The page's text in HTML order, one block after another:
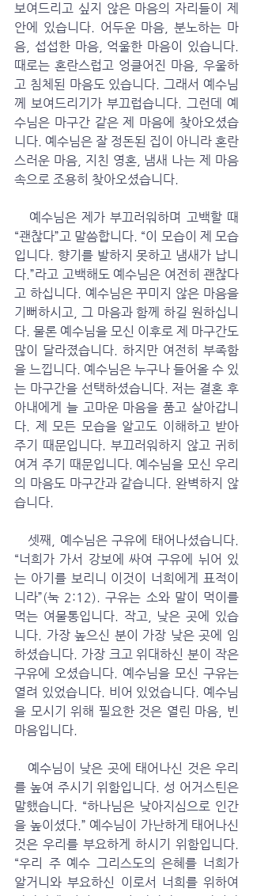
보여드리고 싶지 않은 마음의 자리들이 제
안에 있습니다. 어두운 마음, 분노하는 마
음, 섭섭한 마음, 억울한 마음이 있습니다.
때로는 혼란스럽고 엉클어진 마음, 우울하
고 침체된 마음도 있습니다. 그래서 예수님
께 보여드리기가 부끄럽습니다. 그런데 예
수님은 마구간 같은 제 마음에 찾아오셨습
니다. 예수님은 잘 정돈된 집이 아니라 혼란
스러운 마음, 지친 영혼, 냄새 나는 제 마음
속으로 조용히 찾아오셨습니다.
“괜찮다”고 말씀합니다. “이 모습이 제 모습
입니다. 향기를 발하지 못하고 냄새가 납니
다.”라고 고백해도 예수님은 여전히 괜찮다
고 하십니다. 예수님은 꾸미지 않은 마음을
기뻐하시고, 그 마음과 함께 하길 원하십니
다. 물론 예수님을 모신 이후로 제 마구간도
많이 달라졌습니다. 하지만 여전히 부족함
을 느낍니다. 예수님은 누구나 들어올 수 있
는 마구간을 선택하셨습니다. 저는 결혼 후
아내에게 늘 고마운 마음을 품고 살아갑니
다. 제 모든 모습을 알고도 이해하고 받아
주기 때문입니다. 부끄러워하지 않고 귀히
여겨 주기 때문입니다. 예수님을 모신 우리
의 마음도 마구간과 같습니다. 완벽하지 않
습니다.
“너희가 가서 강보에 싸여 구유에 뉘어 있
는 아기를 보리니 이것이 너희에게 표적이
니라”(눅 2:12). 구유는 소와 말이 먹이를
먹는 여물통입니다. 작고, 낮은 곳에 있습
니다. 가장 높으신 분이 가장 낮은 곳에 임
하셨습니다. 가장 크고 위대하신 분이 작은
구유에 오셨습니다. 예수님을 모신 구유는
열려 있었습니다. 비어 있었습니다. 예수님
을 모시기 위해 필요한 것은 열린 마음, 빈
마음입니다.
를 높여 주시기 위함입니다. 성 어거스틴은
말했습니다. “하나님은 낮아지심으로 인간
을 높이셨다.” 예수님이 가난하게 태어나신
것은 우리를 부요하게 하시기 위함입니다.
“우리 주 예수 그리스도의 은혜를 너희가
알거니와 부요하신 이로서 너희를 위하여